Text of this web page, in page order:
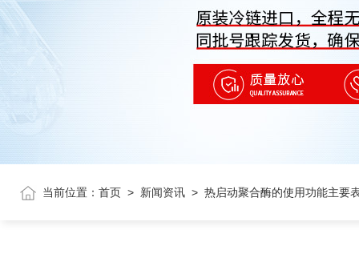
当前位置： 首页 > 新闻资讯 > 热启动聚合酶的使用功能主要